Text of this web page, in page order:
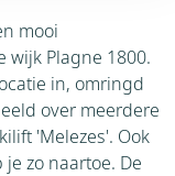
mooi
Plagne 1800.
in, omringd
over meerdere
'Melezes'. Ook
zo naartoe. De